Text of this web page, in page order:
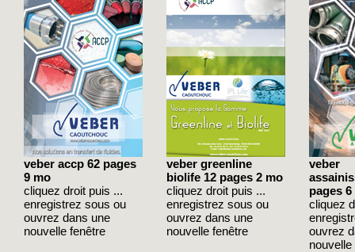
veber accp 62 pages
9 mo
cliquez droit puis ...
enregistrez sous ou
ouvrez dans une
nouvelle fenêtre
veber greenline
biolife 12 pages 2 mo
cliquez droit puis ...
enregistrez sous ou
ouvrez dans une
nouvelle fenêtre
veber
pages 6
cliquez
ouvrez